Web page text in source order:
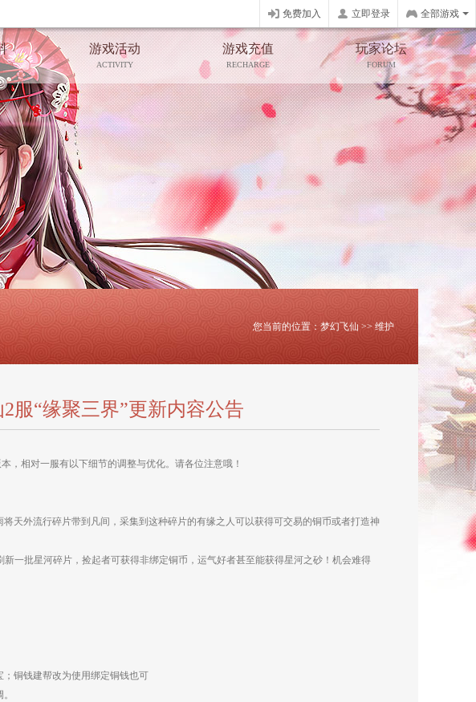
免费加入 立即登录 全部游戏
游戏活动
ACTIVITY
游戏充值
RECHARGE
玩家论坛
FORUM
您当前的位置： 梦幻飞仙 >> 维护
服“缘聚三界”更新内容公告
，相对一服有以下细节的调整与优化。请各位注意哦！
天外流行碎片带到凡间，采集到这种碎片的有缘之人可以获得可交易的铜币或者打造神
一批星河碎片，捡起者可获得非绑定铜币，运气好者甚至能获得星河之砂！机会难得
铜钱建帮改为使用绑定铜钱也可